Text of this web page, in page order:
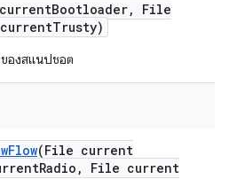
Bootloader,
File
Trusty)
องสแนปชอต
Flow(File current
Radio ,
File current